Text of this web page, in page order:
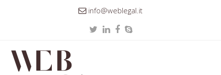
info@weblegal.it
TwitterLinkedIn
Facebook
Skype